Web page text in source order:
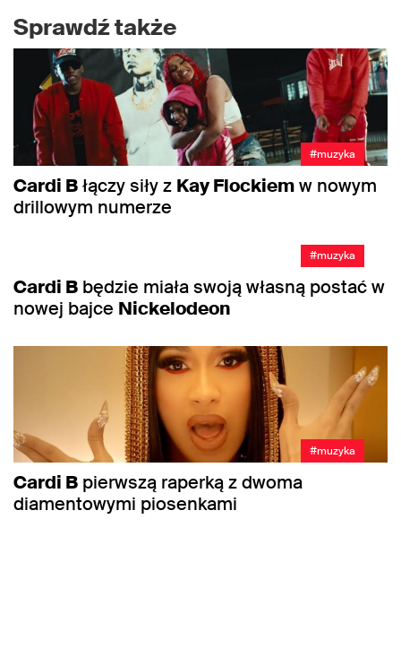
Sprawdź także
#muzyka
Cardi Błączy siły z Kay Flockiemw nowym
drillowym numerze
#muzyka
Cardi B będzie miała swoją własną postać w
nowej bajce Nickelodeon
#muzyka
Cardi B pierwszą raperką z dwoma
diamentowymi piosenkami